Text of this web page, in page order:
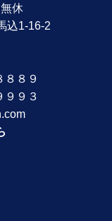
休
込1-16-2
８８９
９９３